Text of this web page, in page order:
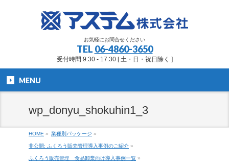
お気軽にお問合せください
TEL 06-4860-3650
受付時間 9:30 - 17:30 [ 土・日・祝日除く ]
MENU
wp_donyu_shokuhin1_3
HOME » 業種別パッケージ »
非公開: ふくろう販売管理導入事例のご紹介 »
ふくろう販売管理 食品卸業向け導入事例一覧 »